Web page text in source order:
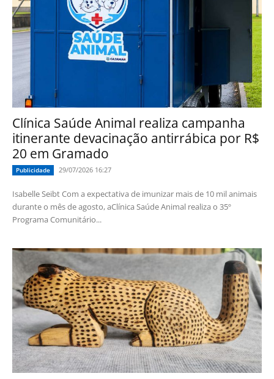
Clínica Saúde Animal realiza campanha
itinerante devacinação antirrábica por R$
20 em Gramado
Publicidade 29/07/2026 16:27
Isabelle Seibt Com a expectativa de imunizar mais de 10 mil animais
durante o mês de agosto, aClínica Saúde Animal realiza o 35º
Programa Comunitário...